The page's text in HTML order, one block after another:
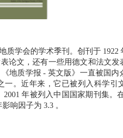
质学会的学术季刊。创刊于 1922
论文，还有一些用德文和法文发
地质学报 - 英文版》一直被国内
。近年来，它已被列入科学引
2001 年被列入中国国家期刊集。
影响因子为 3.3 。